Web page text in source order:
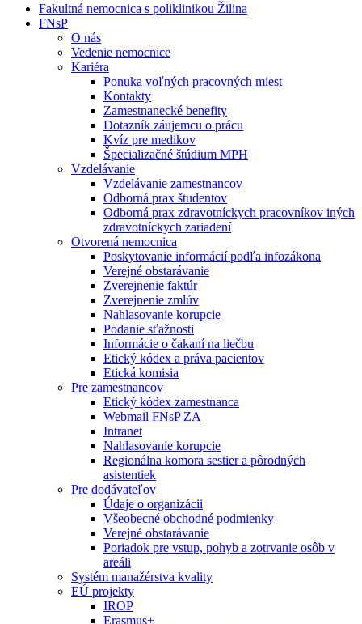
Fakultná nemocnica s poliklinikou Žilina
FNsP
O nás
Vedenie nemocnice
Kariéra
Ponuka voľných pracovných miest
Kontakty
Zamestnanecké benefity
Dotazník záujemcu o prácu
Kvíz pre medikov
Špecializačné štúdium MPH
Vzdelávanie
Vzdelávanie zamestnancov
Odborná prax študentov
Odborná prax zdravotníckych pracovníkov iných
zdravotníckych zariadení
Otvorená nemocnica
Poskytovanie informácií podľa infozákona
Verejné obstarávanie
Zverejnenie faktúr
Zverejnenie zmlúv
Nahlasovanie korupcie
Podanie sťažnosti
Informácie o čakaní na liečbu
Etický kódex a práva pacientov
Etická komisia
Pre zamestnancov
Etický kódex zamestnanca
Webmail FNsP ZA
Intranet
Nahlasovanie korupcie
Regionálna komora sestier a pôrodných
asistentiek
Pre dodávateľov
Údaje o organizácii
Všeobecné obchodné podmienky
Verejné obstarávanie
Poriadok pre vstup, pohyb a zotrvanie osôb v
areáli
Systém manažérstva kvality
EÚ projekty
IROP
Erasmus+